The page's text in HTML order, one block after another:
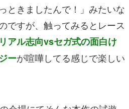
ときましたんで！」みたいな
ですが、触ってみるとレース
アル志向vsセガ式の面白け
ーが喧嘩してる感じで楽しい